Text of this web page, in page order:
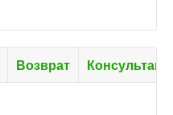
Возврат